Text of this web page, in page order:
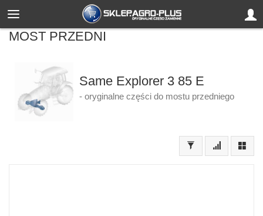
MOST PRZEDNI
Same Explorer 3 85 E
- oryginalne części do mostu przedniego